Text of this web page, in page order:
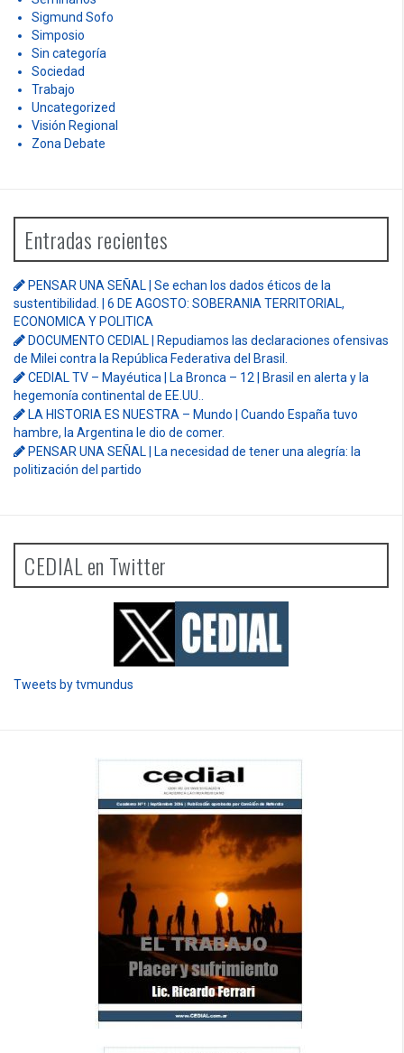
Sigmund Sofo
Simposio
Sin categoría
Sociedad
Trabajo
Uncategorized
Visión Regional
Zona Debate
Entradas recientes
PENSAR UNA SEÑAL | Se echan los dados éticos de la
sustentibilidad. | 6 DE AGOSTO: SOBERANIA TERRITORIAL,
ECONOMICA Y POLITICA
DOCUMENTO CEDIAL | Repudiamos las declaraciones ofensivas
de Milei contra la República Federativa del Brasil.
CEDIAL TV – Mayéutica | La Bronca – 12 | Brasil en alerta y la
hegemonía continental de EE.UU..
LA HISTORIA ES NUESTRA – Mundo | Cuando España tuvo
hambre, la Argentina le dio de comer.
PENSAR UNA SEÑAL | La necesidad de tener una alegría: la
politización del partido
CEDIAL en Twitter
Tweets by tvmundus